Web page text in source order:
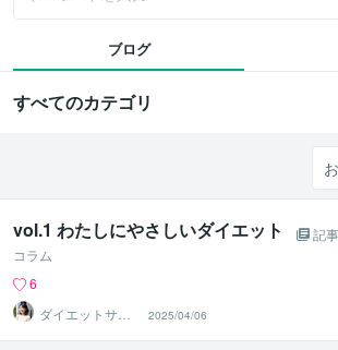
ブログ
すべてのカテゴリ
vol.1 わたしにやさしいダイエット
記事
コラム
6
ダイエットサポ
ーター＊管理栄
養士ちえ
2025/04/06